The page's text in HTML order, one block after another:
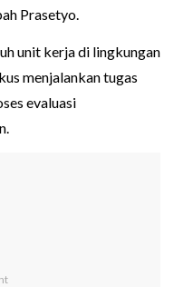
Prasetyo.
unit kerja di lingkungan
menjalankan tugas
evaluasi